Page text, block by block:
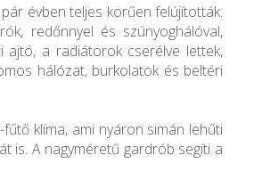
évben teljes körűen felújították:
redőnnyel és szúnyoghálóval,
ajtó, a radiátorok cserélve lettek,
hálózat, burkolatok és beltéri
klíma, ami nyáron simán lehűti
is. A nagyméretű gardrób segíti a